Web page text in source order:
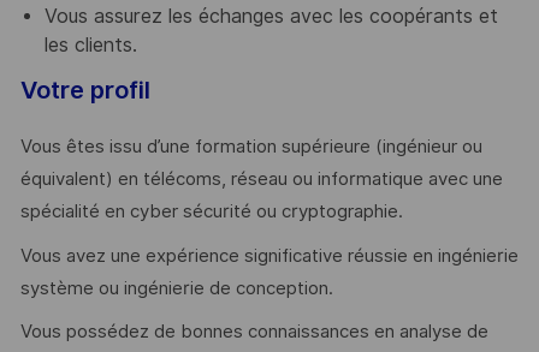
Vous assurez les échanges avec les coopérants et
les clients.
Votre profil
Vous êtes issu d’une formation supérieure (ingénieur ou
équivalent) en télécoms, réseau ou informatique avec une
spécialité en cyber sécurité ou cryptographie.
Vous avez une expérience significative réussie en ingénierie
système ou ingénierie de conception.
Vous possédez de bonnes connaissances en analyse de